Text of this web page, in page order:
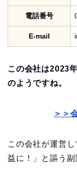
電話番号
E-mail
この会社は2023
のようですね。
＞＞
この会社が運営
益に！」と謳う副